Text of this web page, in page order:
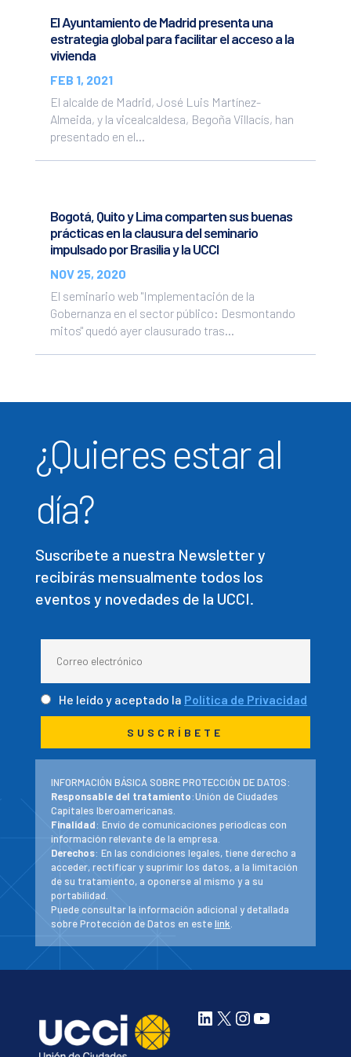
El Ayuntamiento de Madrid presenta una
estrategia global para facilitar el acceso a la
vivienda
FEB 1, 2021
El alcalde de Madrid, José Luis Martínez-
Almeida, y la vicealcaldesa, Begoña Villacís, han
presentado en el...
Bogotá, Quito y Lima comparten sus buenas
prácticas en la clausura del seminario
impulsado por Brasilia y la UCCI
NOV 25, 2020
El seminario web "Implementación de la
Gobernanza en el sector público: Desmontando
mitos" quedó ayer clausurado tras...
¿Quieres estar al
día?
Suscríbete a nuestra Newsletter y
recibirás mensualmente todos los
eventos y novedades de la UCCI.
He leído y aceptado la Política de Privacidad
INFORMACIÓN BÁSICA SOBRE PROTECCIÓN DE DATOS:
Responsable del tratamiento:Unión de Ciudades
Capitales Iberoamericanas.
Finalidad: Envío de comunicaciones periodicas con
información relevante de la empresa.
Derechos: En las condiciones legales, tiene derecho a
acceder, rectificar y suprimir los datos, a la limitación
de su tratamiento, a oponerse al mismo y a su
portabilidad.
Puede consultar la información adicional y detallada
sobre Protección de Datos en estelink
LinkedIn
X Instagram
YouTube